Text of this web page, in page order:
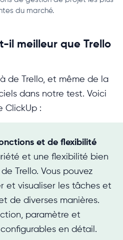
du marché.
il meilleur que Trello
de Trello, et même de la
dans notre test. Voici
ClickUp :
et de flexibilité
et une flexibilité bien
Trello. Vous pouvez
et visualiser les tâches et
de diverses manières.
paramètre et
en détail.